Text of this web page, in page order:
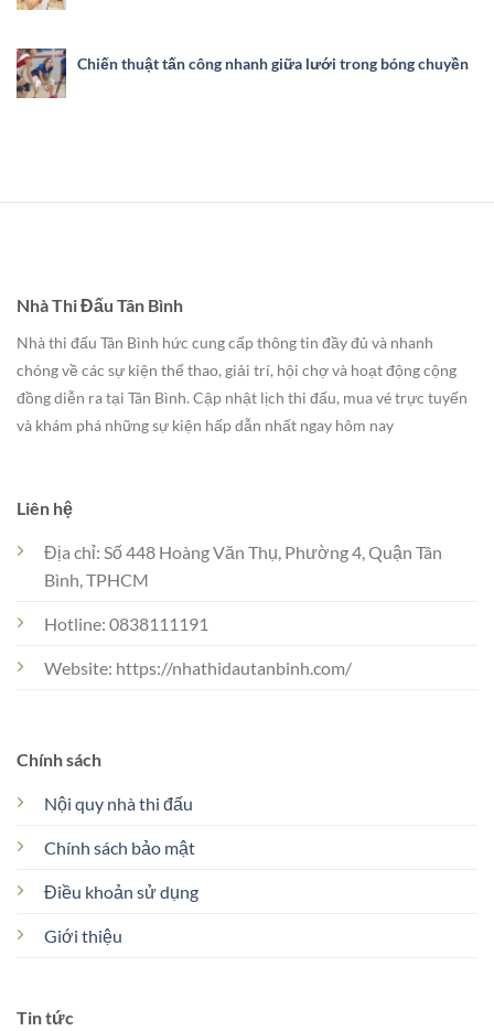
Chiến thuật tấn công nhanh giữa lưới trong bóng chuyền
Nhà Thi Đấu Tân Bình
Nhà thi đấu Tân Bình hức cung cấp thông tin đầy đủ và nhanh
chóng về các sự kiện thể thao, giải trí, hội chợ và hoạt động cộng
đồng diễn ra tại Tân Bình. Cập nhật lịch thi đấu, mua vé trực tuyến
và khám phá những sự kiện hấp dẫn nhất ngay hôm nay
Chính sách
Nội quy nhà thi đấu
Chính sách bảo mật
Điều khoản sử dụng
Giới thiệu
Tin tức
Liên hệ
Địa chỉ: Số 448 Hoàng Văn Thụ, Phường 4, Quận Tân
Bình, TPHCM
Hotline: 0838111191
Website: https://nhathidautanbinh.com/